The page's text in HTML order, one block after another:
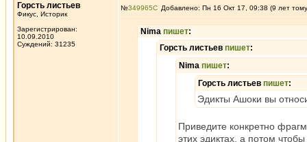
Горсть листьев
Фикус, Историк
Зарегистрирован:
10.09.2010
Суждений: 31235
№349965 Добавлено: Пн 16 Окт 17, 09:38 (9 лет
Nima пишет:
Горсть листьев пишет:
Nima пишет:
Горсть листьев пишет:
Эдикты Ашоки вы
Приведите конкретно
этих эдиктах, а потом